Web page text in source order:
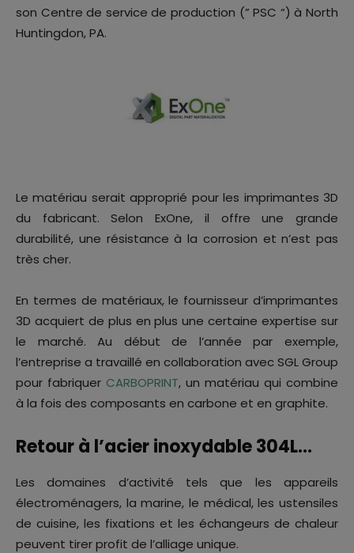
son Centre de service de production (” PSC “) à North
Huntingdon, PA.
Le matériau serait approprié pour les imprimantes 3D
du fabricant. Selon ExOne, il offre une grande
durabilité, une résistance à la corrosion et n’est pas
très cher.
En termes de matériaux, le fournisseur d’imprimantes
3D acquiert de plus en plus une certaine expertise sur
le marché. Au début de l’année par exemple,
l’entreprise a travaillé en collaboration avec SGL Group
pour fabriquer CARBOPRINT, un matériau qui combine
à la fois des composants en carbone et en graphite.
Retour à l’acier inoxydable 304L…
Les domaines d’activité tels que les appareils
électroménagers, la marine, le médical, les ustensiles
de cuisine, les fixations et les échangeurs de chaleur
peuvent tirer profit de l’alliage unique.